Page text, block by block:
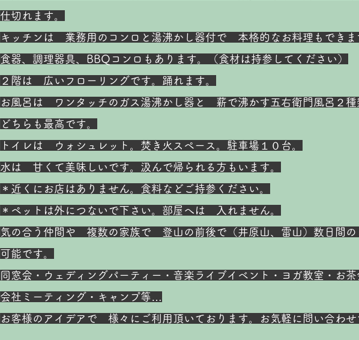
仕切れます。
キッチンは 業務用のコンロと湯沸かし器付で 本格的なお料理もできま
食器、調理器具、BBQコンロもあります。（食材は持参してください）
２階は 広いフローリングです。踊れます。
お風呂は ワンタッチのガス湯沸かし器と 薪で沸かす五右衛門風呂２種
どちらも最高です。
​ トイレは ウォシュレット。焚き火スペース。駐車場１０台。
​ 水は 甘くて美味しいです。汲んで帰られる方もいます。
​ ＊近くにお店はありません。食料などご持参ください。
＊ペットは外につないで下さい。部屋へは 入れません。
​気の合う仲間や 複数の家族で 登山の前後で（井原山、雷山）数日間の
可能です。
同窓会・ウェディングパーティー・音楽ライブイベント・ヨガ教室・お茶
会社ミーティング・キャンプ等…
お客様のアイデアで 様々にご利用頂いております。お気軽に問い合わせ